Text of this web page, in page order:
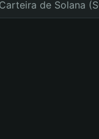
Carteira de Solana